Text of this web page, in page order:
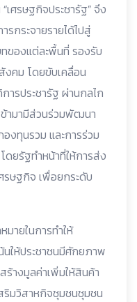
ศรษฐกิจประชารัฐ” จึง
รกระจายรายได้ไปสู่
ของแต่ละพื้นที่ รองรับ
งคม โดยขับเคลื่อน
ารประชารัฐ ผ่านกลไก
ข้ามามีส่วนร่วมพัฒนา
งทุนรวม และการร่วม
ดยรัฐทำหน้าที่ให้การส่ง
รษฐกิจ เพื่อยกระดับ
มายในการทำให้
ให้ประชาชนมีศักยภาพ
ร้างมูลค่าเพิ่มให้สินค้า
ริมวิสาหกิจชุมชนชุมชน